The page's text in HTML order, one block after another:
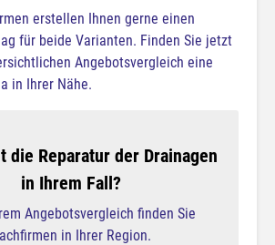
erstellen Ihnen gerne einen
für beide Varianten. Finden Sie jetzt
Angebotsvergleich eine
in Ihrer Nähe.
die Reparatur der Drainagen
in Ihrem Fall?
Angebotsvergleich finden Sie
in Ihrer Region.